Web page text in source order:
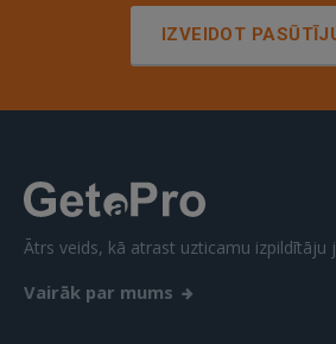
IZVEIDOT
Ātrs veids, kā atrast uzticamu izpildītāju
Vairāk par mums